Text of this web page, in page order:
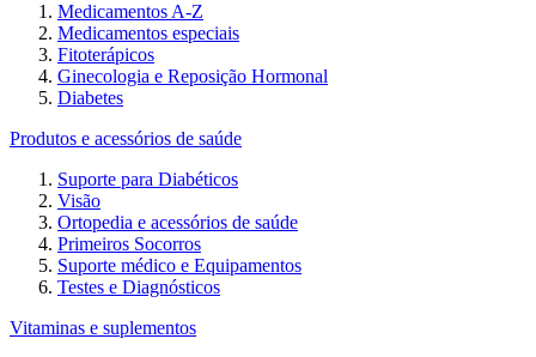
Medicamentos A-Z
Medicamentos especiais
Fitoterápicos
Ginecologia e Reposição Hormonal
Diabetes
Produtos e acessórios de saúde
Suporte para Diabéticos
Visão
Ortopedia e acessórios de saúde
Primeiros Socorros
Suporte médico e Equipamentos
Testes e Diagnósticos
Vitaminas e suplementos